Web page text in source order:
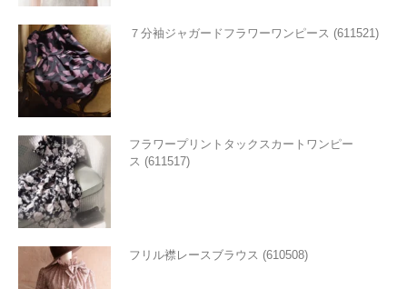
７分袖ジャガードフラワーワンピース (611521)
フラワープリントタックスカートワンピー
ス (611517)
フリル襟レースブラウス (610508)